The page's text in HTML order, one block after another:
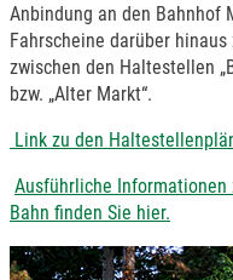
Anbindung an den Bahnhof
Fahrscheine darüber
zwischen den Haltestellen
bzw. „Alter Markt“.
Link zu den
Ausführliche Informationen
Bahn finden Sie hier.